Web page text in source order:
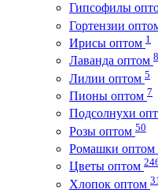
Гипсофилы
Гортензии
Ирисы оптом 1
Лаванда оптом 8
Лилии оптом 5
Пионы оптом 7
Подсолнухи
Розы оптом 50
Ромашки оптом
Цветы оптом
Хлопок оптом 31